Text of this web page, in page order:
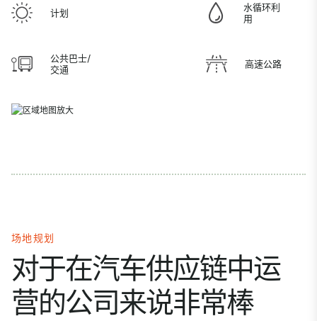
计划
水循环利
用
公共巴士/
交通
高速公路
场地规划
对于在汽车供应链中运
营的公司来说非常棒